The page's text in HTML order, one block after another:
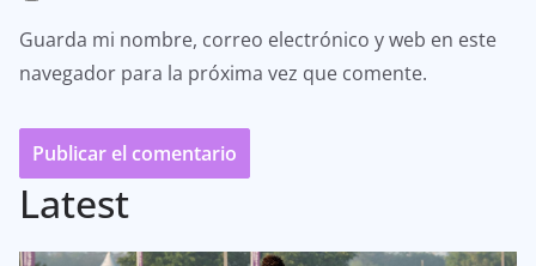
Guarda mi nombre, correo electrónico y web en este
navegador para la próxima vez que comente.
Latest